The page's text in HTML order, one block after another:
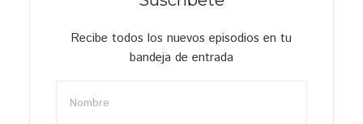
Recibe todos los nuevos episodios en tu
bandeja de entrada